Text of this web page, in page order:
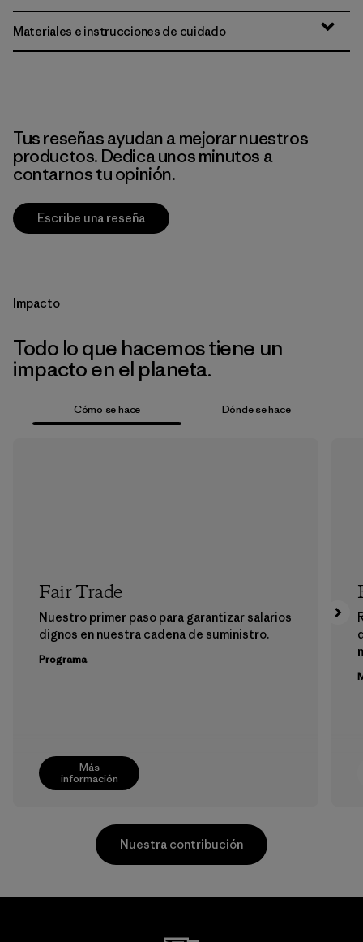
Materiales e instrucciones de cuidado
Tus reseñas ayudan a mejorar nuestros
productos. Dedica unos minutos a
contarnos tu opinión.
Escribe una reseña
Impacto
Todo lo que hacemos tiene un
impacto en el planeta.
Cómo se hace Dónde se hace
Más
información
Fair Trade
Nuestro primer paso para garantizar salarios
dignos en nuestra cadena de suministro.
Programa
Nuestra contribución